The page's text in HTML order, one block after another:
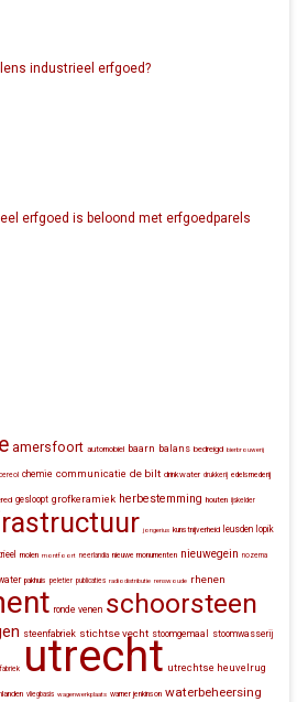
industrieel erfgoed?
erfgoed is beloond met erfgoedparels
amersfoort automobiel baarn balans bedreigd bierbrouwerij
cereol chemie communicatie de bilt drinkwater drukkerij edelsmederij
gesloopt grofkeramiek herbestemming houten ijskelder
jongerius kunstnijverheid leusden lopik
molen montfoort neerlandia nieuwe monumenten nieuwegein nozema
pakhuis peletier publicaties radiodistributie renswoude rhenen
ronde venen schoorsteen
steenfabriek stichtse vecht stoomgemaal stoomwasserij
utrecht utrechtse heuvelrug
vliegbasis wagenwerkplaats warner jenkinson waterbeheersing